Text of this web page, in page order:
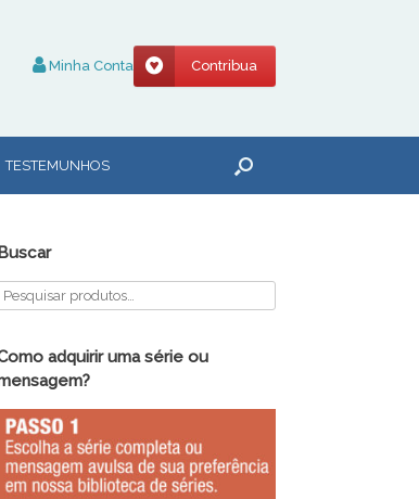
Minha Conta Contribua
TESTEMUNHOS
Buscar
adquirir uma série ou